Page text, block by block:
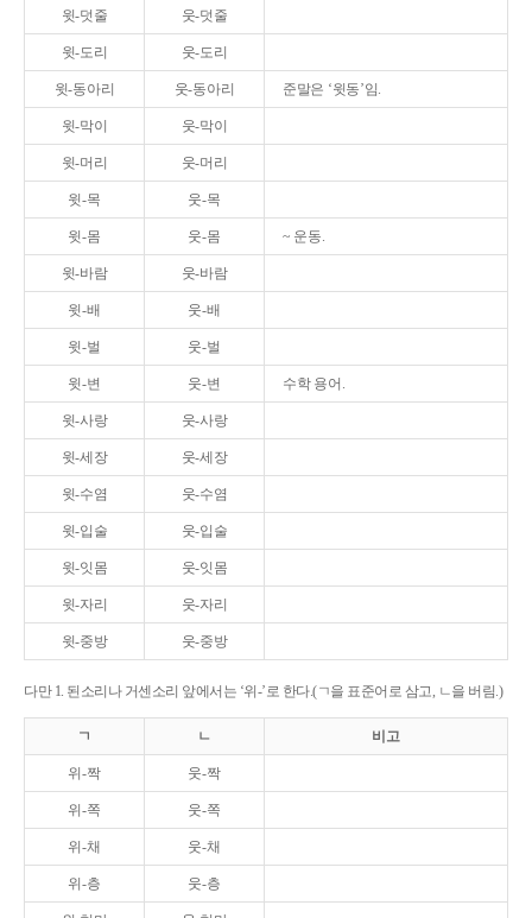
윗-덧줄 웃-덧줄
윗-도리 웃-도리
윗-동아리 웃-동아리 준말은 ‘윗동’임.
윗-막이 웃-막이
윗-머리 웃-머리
윗-목 웃-목
윗-몸 웃-몸 ~ 운동.
윗-바람 웃-바람
윗-배 웃-배
윗-벌 웃-벌
윗-변 웃-변 수학 용어.
윗-사랑 웃-사랑
윗-세장 웃-세장
윗-수염 웃-수염
윗-입술 웃-입술
윗-잇몸 웃-잇몸
윗-자리 웃-자리
윗-중방 웃-중방
다만 1. 된소리나 거센소리 앞에서는 ‘위-’로 한다.(ㄱ을 표준어로 삼고, ㄴ을 버림.)
ㄱ ㄴ 비고
위-짝 웃-짝
위-쪽 웃-쪽
위-채 웃-채
위-층 웃-층